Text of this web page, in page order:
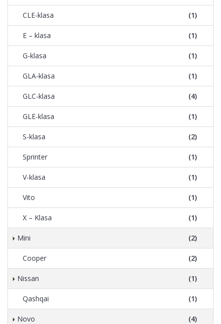
CLE-klasa (1)
E – klasa (1)
G-klasa (1)
GLA-klasa (1)
GLC-klasa (4)
GLE-klasa (1)
S-klasa (2)
Sprinter (1)
V-klasa (1)
Vito (1)
X – Klasa (1)
Mini (2)
Cooper (2)
Nissan (1)
Qashqai (1)
Novo (4)